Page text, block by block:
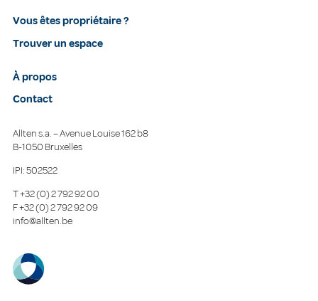
Vous êtes propriétaire ?
Trouver un espace
À propos
Contact
Allten s.a. – Avenue Louise 162 b8
B-1050 Bruxelles
IPI: 502522
T+32 (0) 2 792 92 00
F+32 (0) 2 792 92 09
info@allten.be